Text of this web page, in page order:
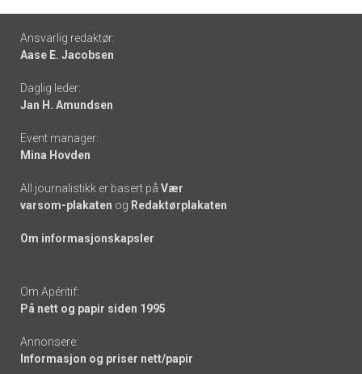
Footer
-
links
Ansvarlig redaktør:
Aase E. Jacobsen
Daglig leder:
Jan H. Amundsen
Event manager:
Mina Hovden
All journalistikk er basert på Vær
varsom-plakaten og Redaktørplakaten
Om informasjonskapsler
Om Apéritif:
På nett og papir siden 1995
Annonsere:
Informasjon og priser nett/papir